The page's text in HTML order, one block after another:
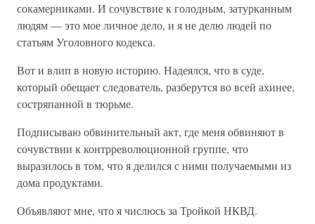
сокамерниками. И сочувствие к голодным, затурканным
людям — это мое личное дело, и я не делю людей по
статьям Уголовного кодекса.
Вот и влип в новую историю. Надеялся, что в суде,
который обещает следователь, разберутся во всей ахинее,
состряпанной в тюрьме.
Подписываю обвинительный акт, где меня обвиняют в
сочувствии к контрреволюционной группе, что
выразилось в том, что я делился с ними получаемыми из
дома продуктами.
Объявляют мне, что я числюсь за Тройкой НКВД.